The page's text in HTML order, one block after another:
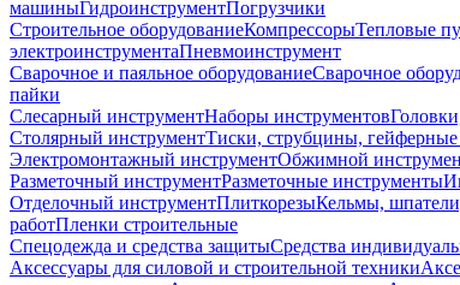
машиныГидроинструментПогрузчики
Строительное оборудованиеКомпрессорыТепловые
электроинструментаПневмоинструмент
Сварочное и паяльное оборудованиеСварочное
пайки
Слесарный инструментНаборы инструментов
Столярный инструментТиски, струбцины,
Электромонтажный инструментОбжимной
Разметочный инструментРазметочные инструменты
Отделочный инструментПлиткорезыКельмы,
работПленки строительные
Спецодежда и средства защитыСредства
Аксессуары для силовой и строительной техники